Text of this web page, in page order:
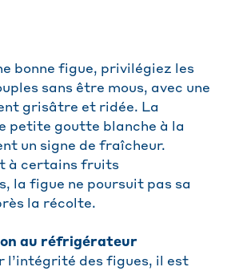
bonne figue, privilégiez les
sans être mous, avec une
grisâtre et ridée. La
petite goutte blanche à la
un signe de fraîcheur.
à certains fruits
la figue ne poursuit pas sa
la récolte.
au réfrigérateur
l’intégrité des figues, il est